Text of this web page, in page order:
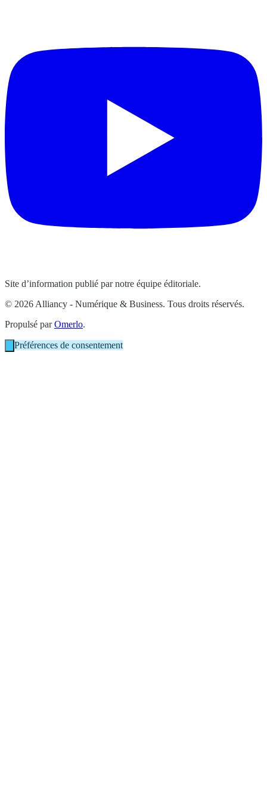
Site d’information publié par notre équipe éditoriale.
© 2026 Alliancy - Numérique & Business. Tous droits réservés.
Propulsé parOmerlo.
Préférences de consentement